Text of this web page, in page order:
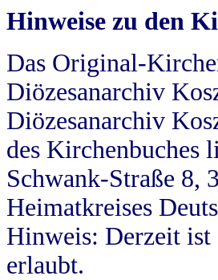
Hinweise zu den
Das Original-
Diözesanarchiv
Diözesanarchiv
des Kirchenbuches
Schwank-Straße 8,
Heimatkreises
Hinweis: Derzeit ist
erlaubt.